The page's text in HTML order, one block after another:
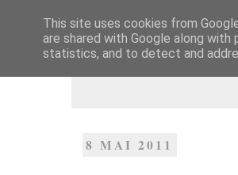
Dulcegarii
8 MAI 2011
This site uses cookies from
are shared with Google along
statistics, and to detect and